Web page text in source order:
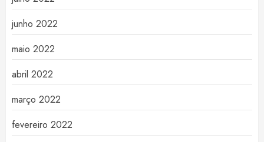
junho 2022
maio 2022
abril 2022
março 2022
fevereiro 2022